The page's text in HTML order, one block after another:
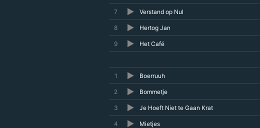
7 Verstand op Nul
8 Hertog Jan
9 Het Café
1 Boerruuh
2 Bommetje
3 Je Hoeft Niet te Gaan Krat
4 Mietjes